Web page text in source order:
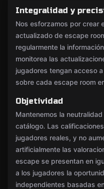
Integralidad y
Nos esforzamos por crear
actualizado de escape
regularmente la
monitorea las
jugadores tengan acceso
sobre cada escape room
Objetividad
Mantenemos la
catálogo. Las
jugadores reales, y no
artificialmente las
escape se presentan en
a los jugadores la
independientes basadas